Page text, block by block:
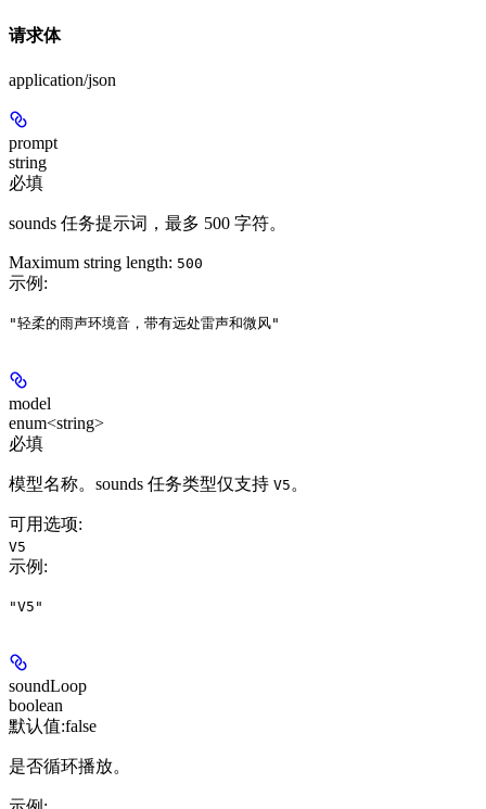
请求体
application/json
prompt
string
必填
sounds 任务提示词，最多 500 字符。
Maximum string length: 500
示例 :
"轻柔的雨声环境音，带有远处雷声和微风"
model
enum<string>
必填
模型名称。sounds 任务类型仅支持 V5 。
可用选项:
V5
示例 :
"V5"
soundLoop
boolean
默认值:false
是否循环播放。